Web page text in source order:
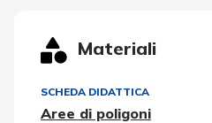
Materiali
SCHEDA DIDATTICA
Aree di poligoni